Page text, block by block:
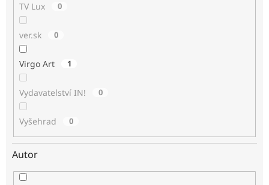
TV Lux 0
ver.sk 0
Virgo Art 1
Vydavatelství IN! 0
Vyšehrad 0
Autor